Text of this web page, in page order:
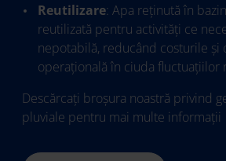
Reutilizare: Apa reținută în
reutilizată pentru activități ce
nepotabilă, reducând costurile și
operațională în ciuda fluctuațiilor
Descărcați broșura noastră privind
pluviale pentru mai multe informații